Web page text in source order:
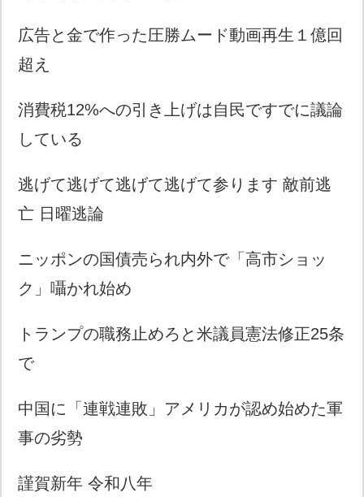
広告と金で作った圧勝ムード動画再生１億回
超え
消費税12%への引き上げは自民ですでに議論
している
逃げて逃げて逃げて逃げて参ります 敵前逃
亡 日曜逃論
ニッポンの国債売られ内外で「高市ショッ
ク」囁かれ始め
トランプの職務止めろと米議員憲法修正25条
で
中国に「連戦連敗」アメリカが認め始めた軍
事の劣勢
謹賀新年 令和八年